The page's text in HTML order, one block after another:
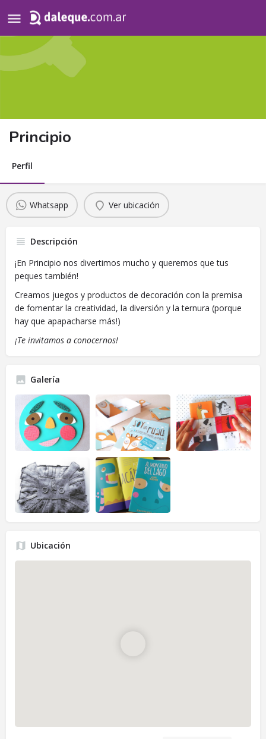
for:
Principio
Perfil
Whatsapp Ver ubicación
Descripción
¡En Principio nos divertimos mucho y queremos que tus
peques también!
Creamos juegos y productos de decoración con la premisa
de fomentar la creatividad, la diversión y la ternura (porque
hay que apapacharse más!)
¡Te invitamos a conocernos!
Galería
Ubicación